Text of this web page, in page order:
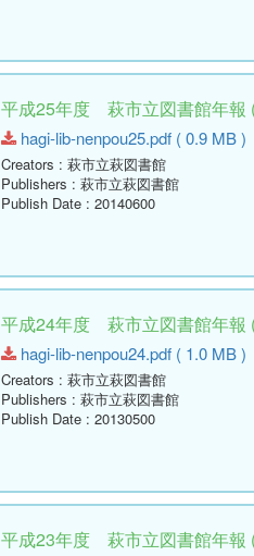
平成25年度 萩市立図書館年報
hagi-lib-nenpou25.pdf ( 0.9 MB )
Creators : 萩市立萩図書館
Publishers : 萩市立萩図書館
Publish Date : 20140600
平成24年度 萩市立図書館年報
hagi-lib-nenpou24.pdf ( 1.0 MB )
Creators : 萩市立萩図書館
Publishers : 萩市立萩図書館
Publish Date : 20130500
平成23年度 萩市立図書館年報